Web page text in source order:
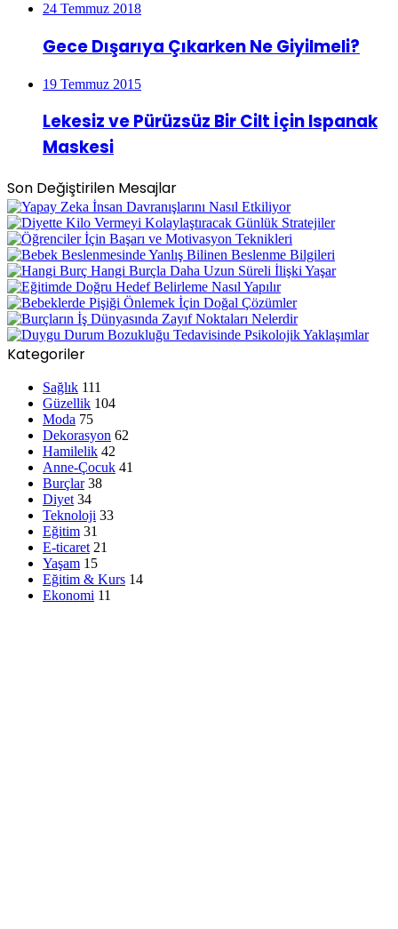
24 Temmuz 2018
Gece Dışarıya Çıkarken Ne Giyilmeli?
19 Temmuz 2015
Lekesiz ve Pürüzsüz Bir Cilt İçin Ispanak
Maskesi
Son Değiştirilen Mesajlar
Kategoriler
Sağlık 111
Güzellik 104
Moda 75
Dekorasyon 62
Hamilelik 42
Anne-Çocuk 41
Burçlar 38
Diyet 34
Teknoloji 33
Eğitim 31
E-ticaret 21
Yaşam 15
Eğitim & Kurs 14
Ekonomi 11